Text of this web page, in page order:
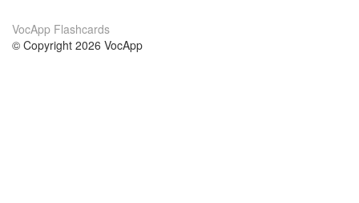
VocApp Flashcards
© Copyright 2026 VocApp